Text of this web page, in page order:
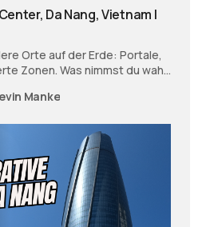
Da Nang, Vietnam |
Orte auf der Erde: Portale,
Zonen. Was nimmst du wahr,
Wie fühlst du dich
in dir - was zeigt sich und
Manke